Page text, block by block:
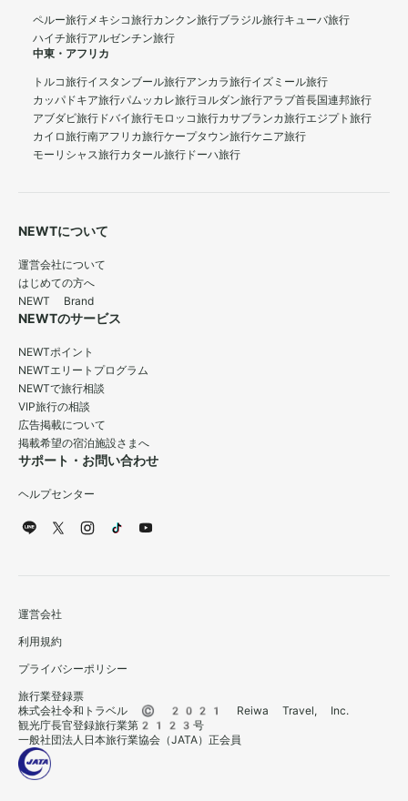
ペルー旅行メキシコ旅行カンクン旅行ブラジル旅行キューバ旅行
ハイチ旅行アルゼンチン旅行
中東・アフリカ
トルコ旅行イスタンブール旅行アンカラ旅行イズミール旅行
カッパドキア旅行パムッカレ旅行ヨルダン旅行アラブ首長国連邦旅行
アブダビ旅行 ドバイ旅行モロッコ旅行カサブランカ旅行エジプト旅行
カイロ旅行南アフリカ旅行ケープタウン旅行ケニア旅行
モーリシャス旅行カタール旅行 ドーハ旅行
NEWTについて
運営会社について
はじめての方へ
NEWT Brand
NEWTのサービス
NEWTポイント
NEWTエリートプログラム
NEWTで旅行相談
VIP旅行の相談
広告掲載について
掲載希望の宿泊施設さまへ
サポート・お問い合わせ
ヘルプセンター
運営会社
利用規約
プライバシーポリシー
旅行業登録票
株式会社令和トラベル © 2021 Reiwa Travel, Inc.
観光庁長官登録旅行業第2123号
一般社団法人日本旅行業協会（JATA）正会員